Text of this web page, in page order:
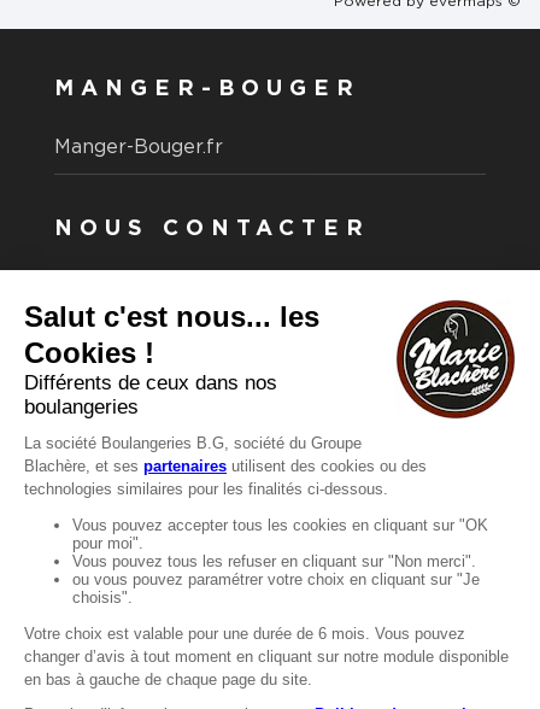
MANGER-BOUGER
Manger-Bouger.fr
NOUS CONTACTER
Vous souhaitez nous contacter ?
Consultez notre FAQ.
FAQ
Recrutement
MENTIONS
Mentions légales
Protection des données
LignÉthique